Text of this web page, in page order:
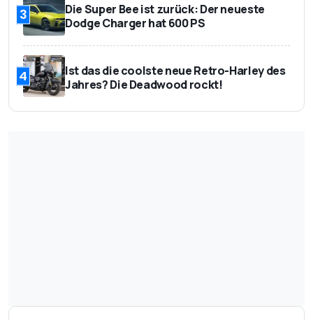
3
Die Super Bee ist zurück: Der neueste
Dodge Charger hat 600 PS
4
Ist das die coolste neue Retro-Harley des
Jahres? Die Deadwood rockt!